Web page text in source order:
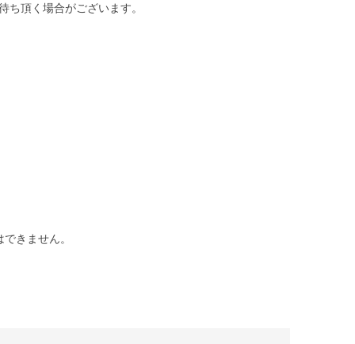
頂く場合がございます。
きません。